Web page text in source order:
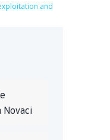
and
Novaci